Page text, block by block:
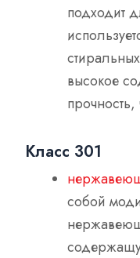
подходит
высокое
Класс 301
собой